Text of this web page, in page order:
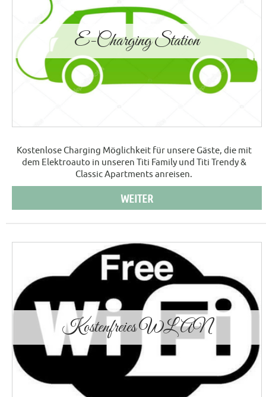
E-Charging Station
Kostenlose Charging Möglichkeit für unsere Gäste, die mit
dem Elektroauto in unseren Titi Family und Titi Trendy &
Classic Apartments anreisen.
WEITER
Kostenfreies WLAN